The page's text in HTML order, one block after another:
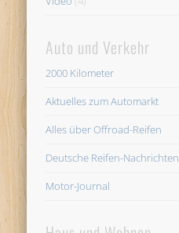
Auto und Verkehr
2000 Kilometer
Aktuelles zum Automarkt
Alles über Offroad-Reifen
Deutsche Reifen-Nachrichten
Motor-Journal